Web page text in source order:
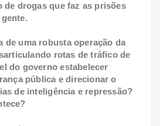
de drogas que faz as prisões
de uma robusta operação da
rotas de tráfico de
do governo estabelecer
pública e direcionar o
de inteligência e repressão?